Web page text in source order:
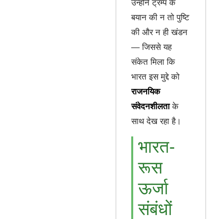
उन्होंने ट्रम्प के
बयान की न तो पुष्टि
की और न ही खंडन
— जिससे यह
संकेत मिला कि
भारत इस मुद्दे को
राजनयिक
संवेदनशीलताके
साथ देख रहा है।
भारत-
रूस
ऊर्जा
संबंधों